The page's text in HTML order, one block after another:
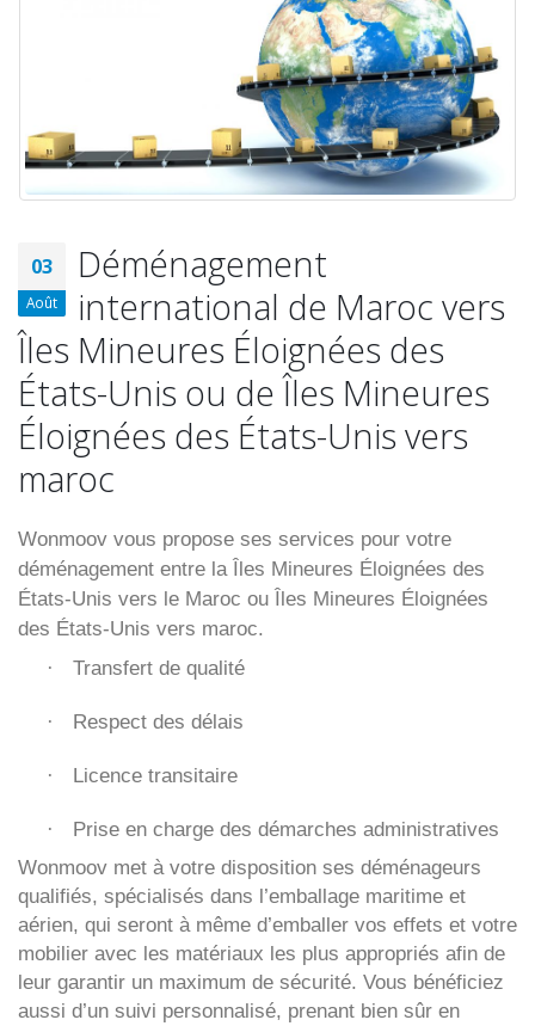
03
Août
Déménagement
international de Maroc vers
Îles Mineures Éloignées des
États-Unis ou de Îles Mineures
Éloignées des États-Unis vers
maroc
Wonmoov vous propose ses services pour votre
déménagement entre la Îles Mineures Éloignées des
États-Unis vers le Maroc ou Îles Mineures Éloignées
des États-Unis vers maroc.
· Transfert de qualité
· Respect des délais
· Licence transitaire
·
Prise en charge des démarches administratives
Wonmoov met à votre disposition ses déménageurs
qualifiés, spécialisés dans l’emballage maritime et
aérien, qui seront à même d’emballer vos effets et votre
mobilier avec les matériaux les plus appropriés afin de
leur garantir un maximum de sécurité. Vous bénéficiez
aussi d’un suivi personnalisé, prenant bien sûr en